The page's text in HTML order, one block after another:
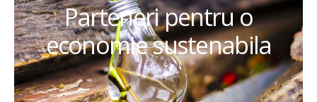
Parteneri pentru o
economie sustenabila